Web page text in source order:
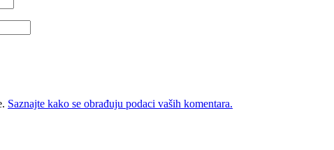
Saznajte kako se obrađuju podaci vaših komentara.